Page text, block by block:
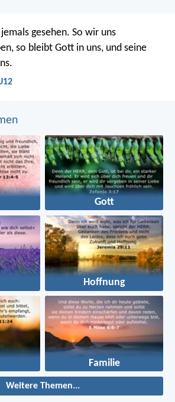
gesehen. So wir uns
so bleibt Gott in uns, und seine
Gott
Hoffnung
Familie
Weitere Themen...